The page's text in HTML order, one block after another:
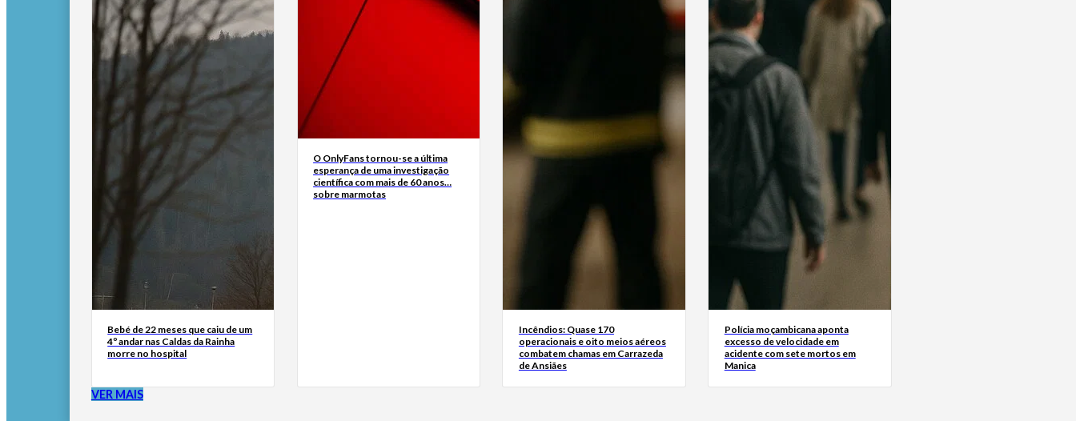
Bebé de 22 meses que caiu de um
4º andar nas Caldas da Rainha
morre no hospital
O OnlyFans tornou-se a última
esperança de uma investigação
científica com mais de 60 anos…
sobre marmotas
Incêndios: Quase 170
operacionais e oito meios aéreos
combatem chamas em Carrazeda
de Ansiães
Polícia moçambicana aponta
excesso de velocidade em
acidente com sete mortos em
Manica
VER MAIS